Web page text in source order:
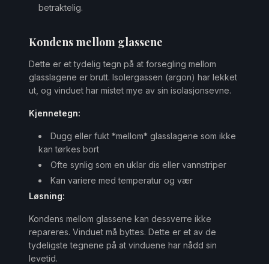
betraktelig.
Kondens mellom glassene
Dette er et tydelig tegn på at forsegling mellom
glasslagene er brutt. Isolergassen (argon) har lekket
ut, og vinduet har mistet mye av sin isolasjonsevne.
Kjennetegn:
Dugg eller fukt *mellom* glasslagene som ikke
kan tørkes bort
Ofte synlig som en uklar dis eller vannstriper
Kan variere med temperatur og vær
Løsning:
Kondens mellom glassene kan dessverre ikke
repareres. Vinduet må byttes. Dette er et av de
tydeligste tegnene på at vinduene har nådd sin
levetid.